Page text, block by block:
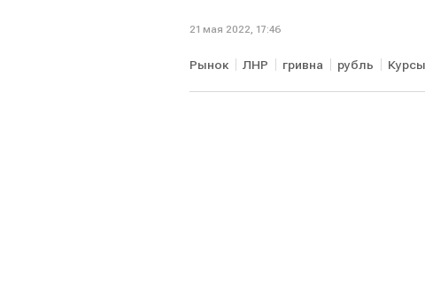
21 мая 2022, 17:46
Рынок ЛНР гривна рубль